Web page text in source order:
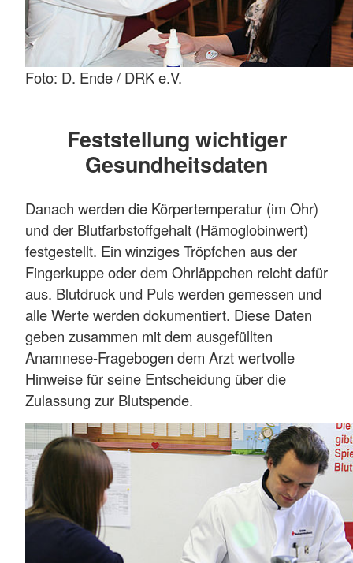
Foto: D. Ende / DRK e.V.
Feststellung wichtiger
Gesundheitsdaten
Danach werden die Körpertemperatur (im Ohr)
und der Blutfarbstoffgehalt (Hämoglobinwert)
festgestellt. Ein winziges Tröpfchen aus der
Fingerkuppe oder dem Ohrläppchen reicht dafür
aus. Blutdruck und Puls werden gemessen und
alle Werte werden dokumentiert. Diese Daten
geben zusammen mit dem ausgefüllten
Anamnese-Fragebogen dem Arzt wertvolle
Hinweise für seine Entscheidung über die
Zulassung zur Blutspende.